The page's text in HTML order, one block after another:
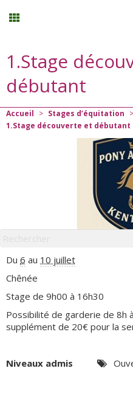
Stages vacances
1.Stage
débutant
Accueil > Stages d’équitation >
1.Stage découverte et débutant
Du 6 au 10 juillet
Chênée
Stage de 9h00 à 16h30
Possibilité de garderie de 8h
supplément de 20€ pour la
Niveaux admis